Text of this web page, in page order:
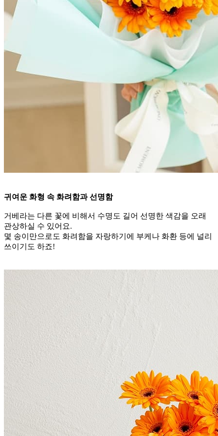
귀여운 화형 속 화려함과 선명함
거베라는 다른 꽃에 비해서 수명도 길어 선명한 색감을 오래
관상하실 수 있어요.
몇 송이만으로도 화려함을 자랑하기에 부케나 화환 등에 널리
쓰이기도 하죠!